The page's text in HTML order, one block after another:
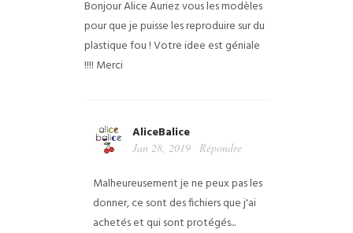
Bonjour Alice Auriez vous les modèles
pour que je puisse les reproduire sur du
plastique fou ! Votre idee est géniale
!!!! Merci
AliceBalice
Jan 28, 2019 Répondre
Malheureusement je ne peux pas les
donner, ce sont des fichiers que j'ai
achetés et qui sont protégés...